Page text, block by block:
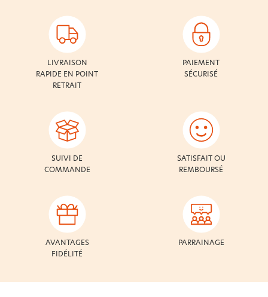
LIVRAISON
RAPIDE EN POINT
RETRAIT
PAIEMENT
SÉCURISÉ
SUIVI DE
COMMANDE
SATISFAIT OU
REMBOURSÉ
AVANTAGES
FIDÉLITÉ
PARRAINAGE